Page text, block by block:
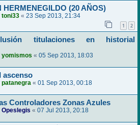
HERMENEGILDO (20 AÑOS)
toni33 « 23 Sep 2013, 21:34
1 2
titulaciones en historial
yomismos « 05 Sep 2013, 18:03
ascenso
patanegra « 01 Sep 2013, 00:18
Controladores Zonas Azules
Opeslegis « 07 Jul 2013, 20:18